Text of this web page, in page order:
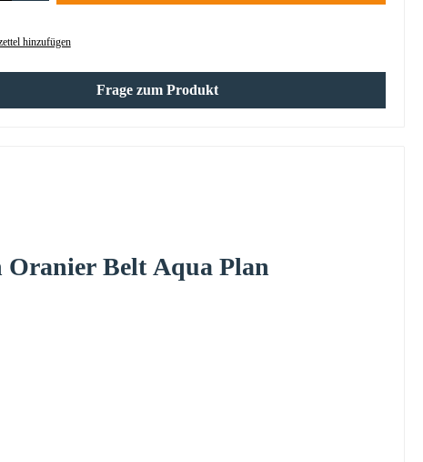
hinzufügen
Frage zum Produkt
Oranier Belt Aqua Plan